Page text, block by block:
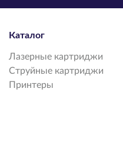
Каталог
Лазерные картриджи
Струйные картриджи
Принтеры